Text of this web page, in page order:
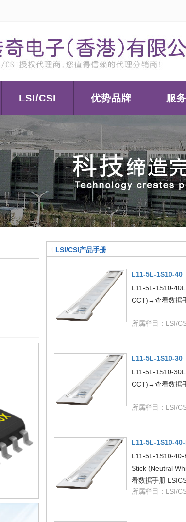
LSI/CSI 优势品牌 服
LSI/CSI产品手册
L11-5L-1S10-40
L11-5L-1S10-
CCT)→查看数据
所属栏目： LSI/
L11-5L-1S10-30
L11-5L-1S10-
CCT)→查看数据
所属栏目： LSI/
L11-5L-1S10-
L11-5L-1S10-
Stick (Neutral
看数据手册
所属栏目： LSI/